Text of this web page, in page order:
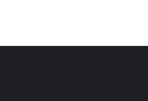
Seksi 1 Senilai Rp195,93 Miliar